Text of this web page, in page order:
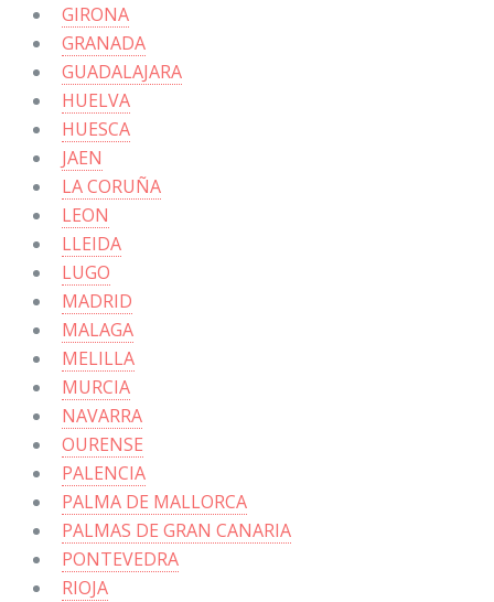
GIRONA
GRANADA
GUADALAJARA
HUELVA
HUESCA
JAEN
LA CORUÑA
LEON
LLEIDA
LUGO
MADRID
MALAGA
MELILLA
MURCIA
NAVARRA
OURENSE
PALENCIA
PALMA DE MALLORCA
PALMAS DE GRAN CANARIA
PONTEVEDRA
RIOJA